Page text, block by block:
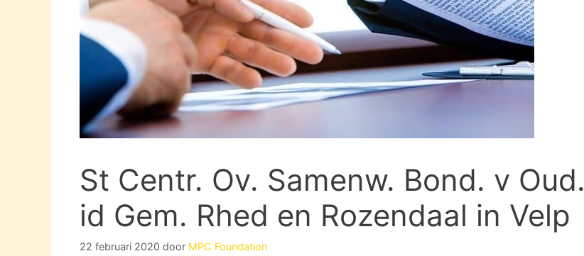
St Centr. Ov. Samenw. Bond. v Oud.
id Gem. Rhed en Rozendaal in Velp
22 februari 2020 door MPC Foundation